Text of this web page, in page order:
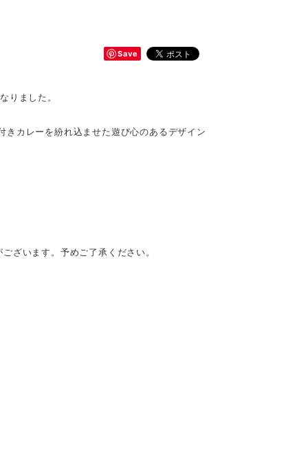
Save
りました。
カレーを紛れ込ませた遊び心のあるデザイン
ざいます。予めご了承ください。